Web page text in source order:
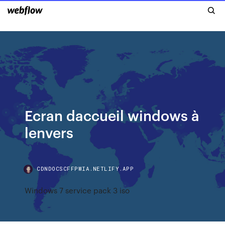
Ecran daccueil windows à
lenvers
CDNDOCSCFFPWIA.NETLIFY.APP
Windows 7 service pack 3 iso